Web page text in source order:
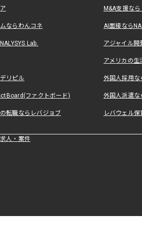
M&A支援な
ならわんコネ AI面接なら
Lab. アジャイル
アメリカの
リピル 外国人採用
ファクトボード) 外国人派遣な
転職ならレバジョブ レバウェル
人・案件